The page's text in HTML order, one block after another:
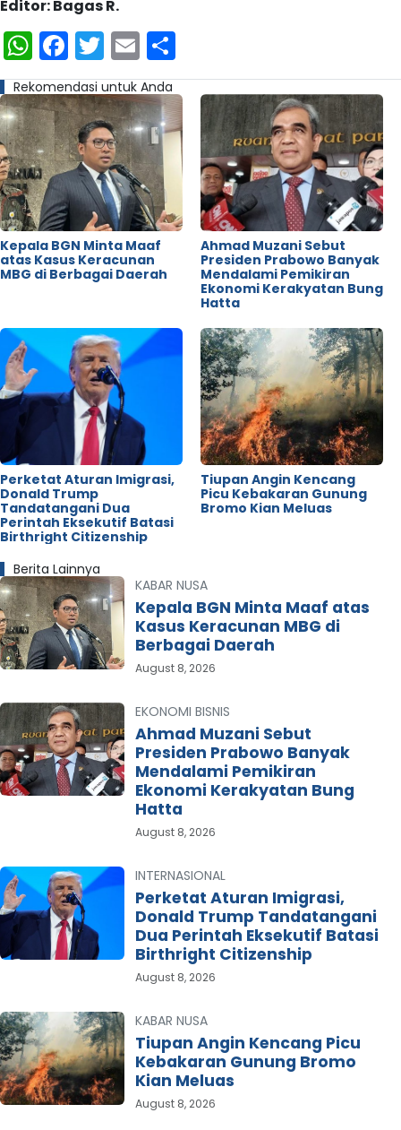
Editor: Bagas R.
WhatsApp
Facebook
Twitter
Email
Rekomendasi untuk Anda
Kepala BGN Minta Maaf
atas Kasus Keracunan
MBG di Berbagai Daerah
Ahmad Muzani Sebut
Presiden Prabowo Banyak
Mendalami Pemikiran
Ekonomi Kerakyatan Bung
Hatta
Perketat Aturan Imigrasi,
Donald Trump
Tandatangani Dua
Perintah Eksekutif Batasi
Birthright Citizenship
Tiupan Angin Kencang
Picu Kebakaran Gunung
Bromo Kian Meluas
Berita Lainnya
KABAR NUSA
Kepala BGN Minta Maaf atas
Kasus Keracunan MBG di
Berbagai Daerah
August 8, 2026
EKONOMI BISNIS
Ahmad Muzani Sebut
Presiden Prabowo Banyak
Mendalami Pemikiran
Ekonomi Kerakyatan Bung
Hatta
August 8, 2026
INTERNASIONAL
Perketat Aturan Imigrasi,
Donald Trump Tandatangani
Dua Perintah Eksekutif Batasi
Birthright Citizenship
August 8, 2026
KABAR NUSA
Tiupan Angin Kencang Picu
Kebakaran Gunung Bromo
Kian Meluas
August 8, 2026